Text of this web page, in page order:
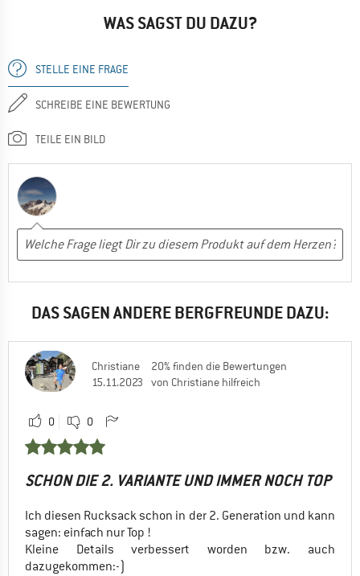
WAS SAGST DU DAZU?
STELLE EINE FRAGE
SCHREIBE EINE BEWERTUNG
TEILE EIN BILD
DAS SAGEN ANDERE BERGFREUNDE DAZU:
Christiane
15.11.2023
20% finden die Bewertungen
von Christiane hilfreich
0 0
SCHON DIE 2. VARIANTE UND IMMER NOCH TOP
Ich diesen Rucksack schon in der 2. Generation und kann
sagen: einfach nur Top !
Kleine Details verbessert worden bzw. auch
dazugekommen:-)